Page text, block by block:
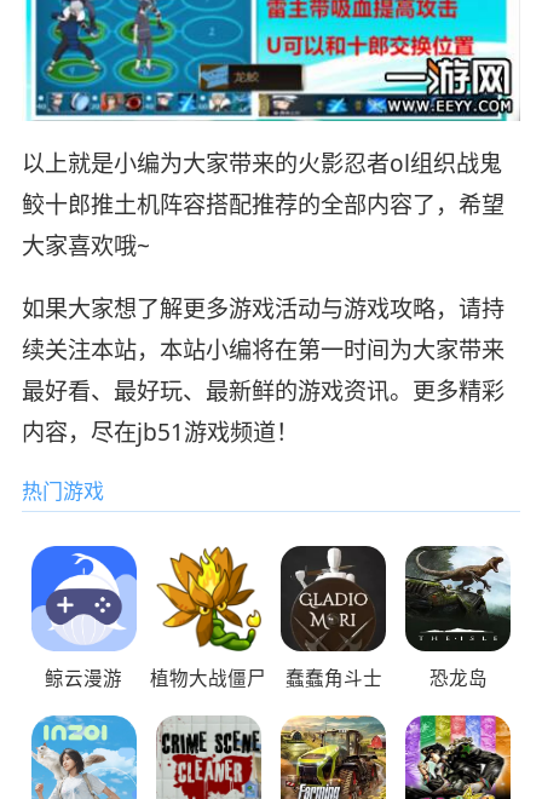
以上就是小编为大家带来的火影忍者ol组织战鬼
鲛十郎推土机阵容搭配推荐的全部内容了，希望
大家喜欢哦~
如果大家想了解更多游戏活动与游戏攻略，请持
续关注本站，本站小编将在第一时间为大家带来
最好看、最好玩、最新鲜的游戏资讯。更多精彩
内容，尽在jb51游戏频道！
热门游戏
鲸云漫游 植物大战僵尸 蠢蠢角斗士 恐龙岛